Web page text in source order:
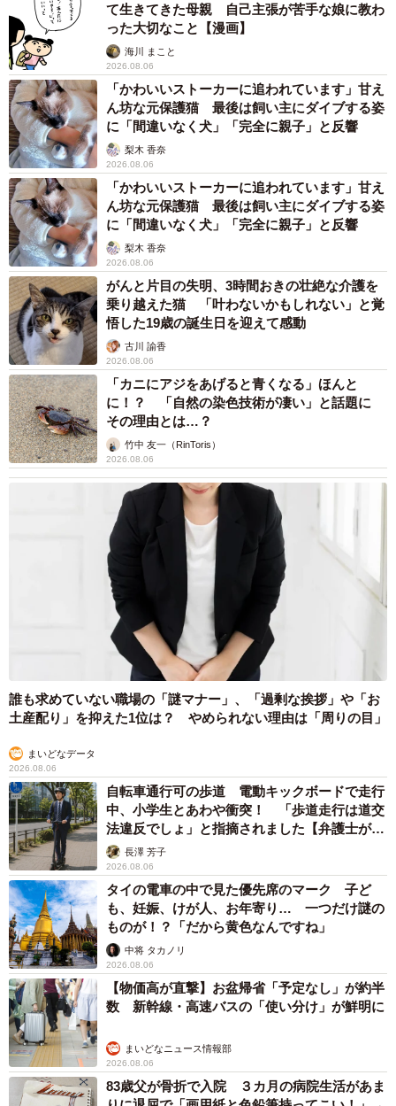
て生きてきた母親 自己主張が苦手な娘に教わ
った大切なこと【漫画】
海川 まこと
2026.08.06
「かわいいストーカーに追われています」甘え
ん坊な元保護猫 最後は飼い主にダイブする姿
に「間違いなく犬」「完全に親子」と反響
梨木 香奈
2026.08.06
「かわいいストーカーに追われています」甘え
ん坊な元保護猫 最後は飼い主にダイブする姿
に「間違いなく犬」「完全に親子」と反響
梨木 香奈
2026.08.06
がんと片目の失明、3時間おきの壮絶な介護を
乗り越えた猫 「叶わないかもしれない」と覚
悟した19歳の誕生日を迎えて感動
古川 諭香
2026.08.06
「カニにアジをあげると青くなる」ほんと
に！？ 「自然の染色技術が凄い」と話題に
その理由とは…？
竹中 友一（RinToris）
2026.08.06
誰も求めていない職場の「謎マナー」、「過剰な挨拶」や「お
土産配り」を抑えた1位は？ やめられない理由は「周りの目」
まいどなデータ
2026.08.06
自転車通行可の歩道 電動キックボードで走行
中、小学生とあわや衝突！ 「歩道走行は道交
法違反でしょ」と指摘されました【弁護士が解
説】長澤 芳子
2026.08.06
タイの電車の中で見た優先席のマーク 子ど
も、妊娠、けが人、お年寄り… 一つだけ謎の
ものが！？「だから黄色なんですね」
中将 タカノリ
2026.08.06
【物価高が直撃】お盆帰省「予定なし」が約半
数 新幹線・高速バスの「使い分け」が鮮明に
まいどなニュース情報部
2026.08.06
83歳父が骨折で入院 ３カ月の病院生活があま